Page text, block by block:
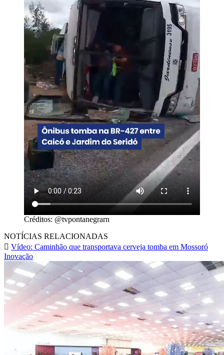
Créditos: @tvpontanegrarn
NOTÍCIAS RELACIONADAS
Vídeo: Caminhão que transportava cerveja tomba em Mossoró
Inovação